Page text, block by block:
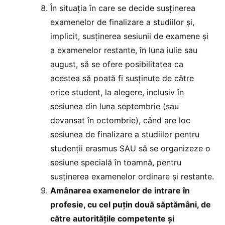
În situaţia în care se decide susţinerea
examenelor de finalizare a studiilor şi,
implicit, susţinerea sesiunii de examene şi
a examenelor restante, în luna iulie sau
august, să se ofere posibilitatea ca
acestea să poată fi susţinute de către
orice student, la alegere, inclusiv în
sesiunea din luna septembrie (sau
devansat în octombrie), când are loc
sesiunea de finalizare a studiilor pentru
studenţii erasmus SAU să se organizeze o
sesiune specială în toamnă, pentru
susţinerea examenelor ordinare şi restante.
Amânarea examenelor de intrare în
profesie, cu cel puțin două săptămâni, de
către autorităţile competente și